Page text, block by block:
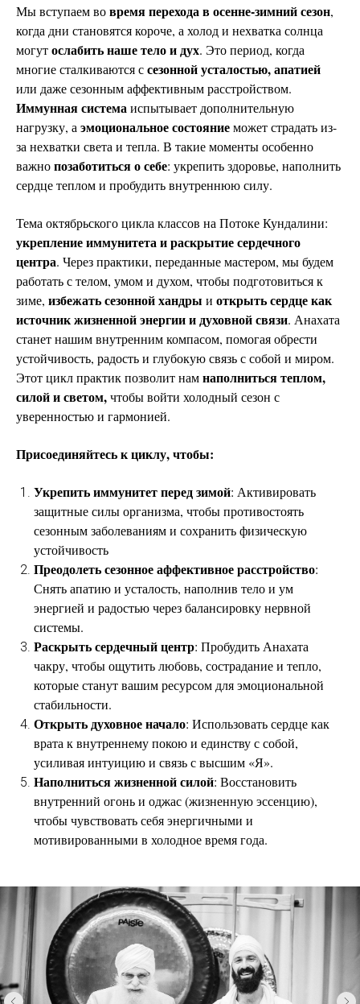
Мы вступаем вовремя перехода в осенне-зимний сезон,
когда дни становятся короче, а холод и нехватка солнца
могутослабить наше тело и дух. Это период, когда
многие сталкиваются ссезонной усталостью, апатией
или даже сезонным аффективным расстройством.
Иммунная система испытывает дополнительную
нагрузку, а эмоциональное состояниеможет страдать из-
за нехватки света и тепла. В такие моменты особенно
важнопозаботиться о себе: укрепить здоровье, наполнить
сердце теплом и пробудить внутреннюю силу.
Тема октябрьского цикла классов на Потоке Кундалини:
укрепление иммунитета и раскрытие сердечного
центра. Через практики, переданные мастером, мы будем
работать с телом, умом и духом, чтобы подготовиться к
зиме, избежать сезонной хандры и открыть сердце как
источник жизненной энергии и духовной связи. Анахата
станет нашим внутренним компасом, помогая обрести
устойчивость, радость и глубокую связь с собой и миром.
Этот цикл практик позволит намнаполниться теплом,
силой и светом,чтобы войти холодный сезон с
уверенностью и гармонией.
Присоединяйтесь к циклу, чтобы:
Укрепить иммунитет перед зимой: Активировать
защитные силы организма, чтобы противостоять
сезонным заболеваниям и сохранить физическую
устойчивость
Преодолеть сезонное аффективное расстройство:
Снять апатию и усталость, наполнив тело и ум
энергией и радостью через балансировку нервной
системы.
Раскрыть сердечный центр: Пробудить Анахата
чакру, чтобы ощутить любовь, сострадание и тепло,
которые станут вашим ресурсом для эмоциональной
стабильности.
Открыть духовное начало: Использовать сердце как
врата к внутреннему покою и единству с собой,
усиливая интуицию и связь с высшим «Я».
Наполниться жизненной силой: Восстановить
внутренний огонь и оджас (жизненную эссенцию),
чтобы чувствовать себя энергичными и
мотивированными в холодное время года.